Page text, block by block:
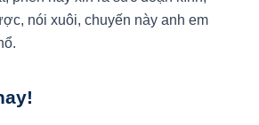
nói xuôi, chuyến này anh em